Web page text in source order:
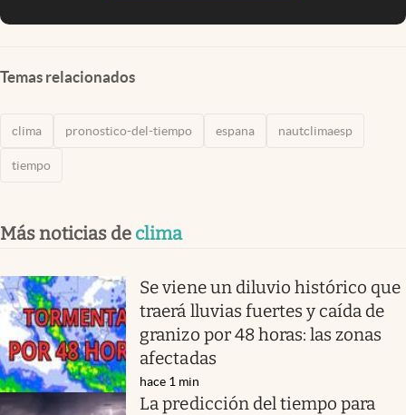
Temas relacionados
clima pronostico-del-tiempo espana nautclimaesp
tiempo
Más noticias de clima
Se viene un diluvio histórico que
traerá lluvias fuertes y caída de
granizo por 48 horas: las zonas
afectadas
hace 1 min
La predicción del tiempo para